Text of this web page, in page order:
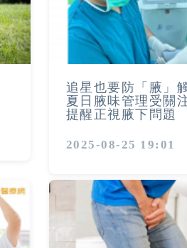
追星也要防「腋」
夏日腋味管理受關
提醒正視腋下問題
2025-08-25 19:01